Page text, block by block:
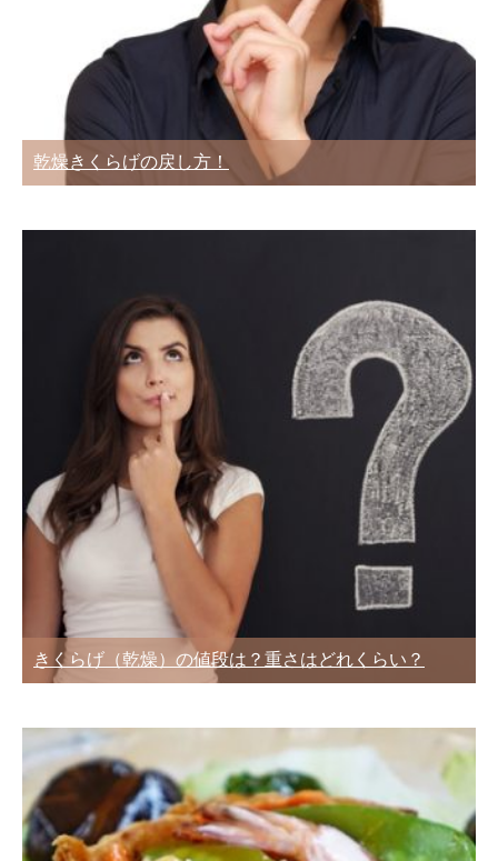
乾燥きくらげの戻し方！
きくらげ（乾燥）の値段は？重さはどれくらい？